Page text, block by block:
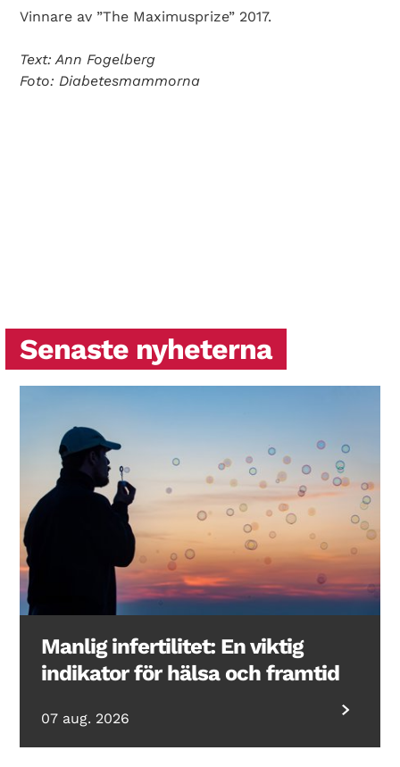
Vinnare av ”The Maximusprize” 2017.
Text: Ann Fogelberg
Foto: Diabetesmammorna
Senaste nyheterna
Manlig infertilitet: En viktig
indikator för hälsa och framtid
07 aug. 2026